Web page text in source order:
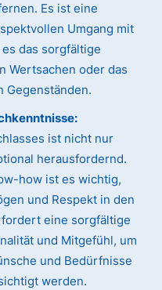
Es ist eine
Umgang mit
das sorgfältige
Wertsachen oder das
Gegenständen.
ist nicht nur
herausfordernd.
how ist es wichtig,
und Respekt in den
eine sorgfältige
und Mitgefühl, um
und Bedürfnisse
werden.